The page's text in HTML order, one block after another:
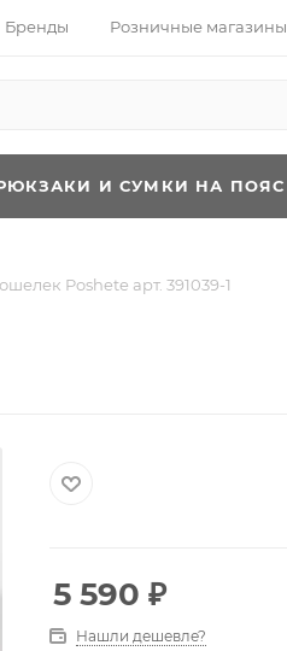
Бренды Розничные магазины
И СУМКИ НА ПОЯС
Poshete арт. 391039-1
5 590 ₽
Нашли дешевле?